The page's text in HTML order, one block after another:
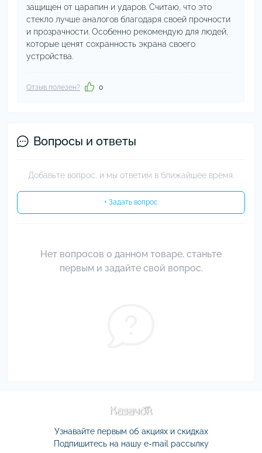
защищен от царапин и ударов. Считаю, что это
стекло лучше аналогов благодаря своей прочности
и прозрачности. Особенно рекомендую для людей,
которые ценят сохранность экрана своего
устройства.
Отзыв полезен? 0
Вопросы и ответы
Добавьте вопрос, и мы ответим в ближайшее время.
+ Задать вопрос
Нет вопросов о данном товаре, станьте
первым и задайте свой вопрос.
Узнавайте первым об акциях и скидках
Подпишитесь на нашу e-mail рассылку